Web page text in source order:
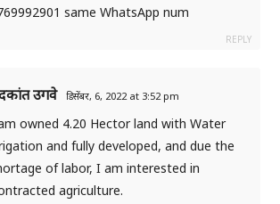
same WhatsApp num
REPLY
उगवे डिसेंबर, 6, 2022 at 3:52 pm
owned 4.20 Hector land with Water
and fully developed, and due the
of labor, I am interested in
agriculture.